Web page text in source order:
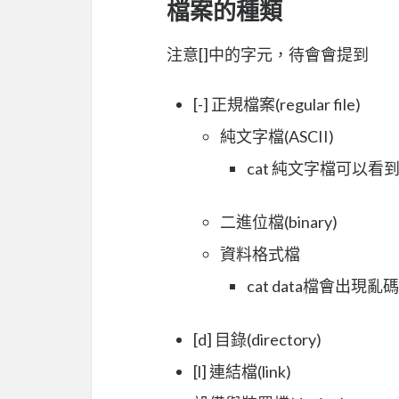
檔案的種類
注意[]中的字元，待會會提到
[-] 正規檔案(regular file)
純文字檔(ASCII)
cat 純文字檔可以看
二進位檔(binary)
資料格式檔
cat data檔會出現亂碼
[d] 目錄(directory)
[l] 連結檔(link)